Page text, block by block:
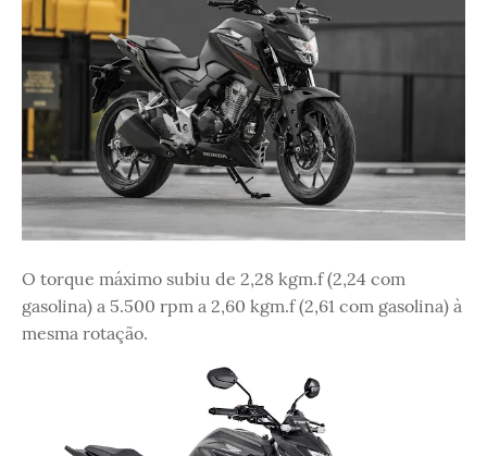
O torque máximo subiu de 2,28 kgm.f (2,24 com
gasolina) a 5.500 rpm a 2,60 kgm.f (2,61 com gasolina) à
mesma rotação.